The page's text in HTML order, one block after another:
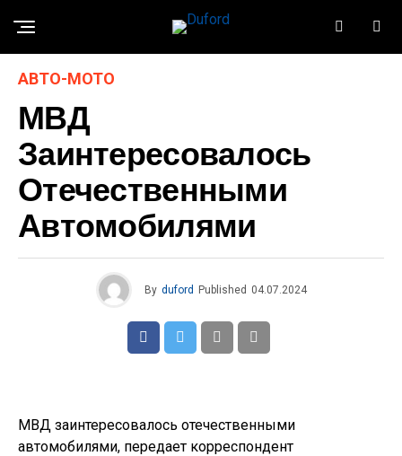
АВТО-МОТО
МВД
Заинтересовалось
Отечественными
Автомобилями
By duford Published 04.07.2024
МВД заинтересовалось отечественными
автомобилями, передает корреспондент